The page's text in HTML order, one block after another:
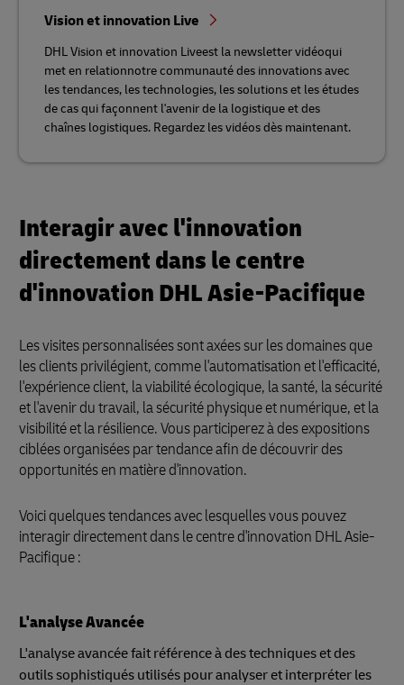
Vision et innovation Live
DHL Vision et innovation Liveest la newsletter vidéoqui
met en relationnotre communauté des innovations avec
les tendances, les technologies, les solutions et les études
de cas qui façonnent l'avenir de la logistique et des
chaînes logistiques. Regardez les vidéos dès maintenant.
Interagir avec l'innovation
directement dans le centre
d'innovation DHL Asie-Pacifique
Les visites personnalisées sont axées sur les domaines que
les clients privilégient, comme l'automatisation et l'efficacité,
l'expérience client, la viabilité écologique, la santé, la sécurité
et l'avenir du travail, la sécurité physique et numérique, et la
visibilité et la résilience. Vous participerez à des expositions
ciblées organisées par tendance afin de découvrir des
opportunités en matière d'innovation.
Voici quelques tendances avec lesquelles vous pouvez
interagir directement dans le centre d'innovation DHL Asie-
Pacifique :
L'analyse Avancée
L'analyse avancée fait référence à des techniques et des
outils sophistiqués utilisés pour analyser et interpréter les